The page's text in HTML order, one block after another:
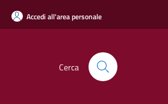
Accedi all'area personale
Cerca